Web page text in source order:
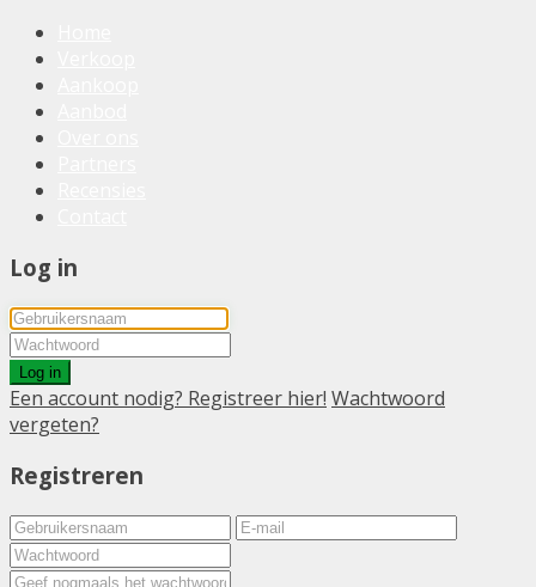
Log in
Log in
Een account nodig? Registreer hier! Wachtwoord
vergeten?
Registreren